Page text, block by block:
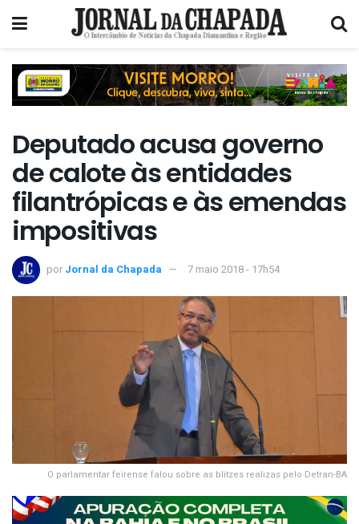
Deputado acusa governo
de calote às entidades
filantrópicas e às emendas
impositivas
por Jornal da Chapada 7 maio 2018 - 17h54
O parlamentar feirense falou sobre as blitzes realizas pelo Detran-BA